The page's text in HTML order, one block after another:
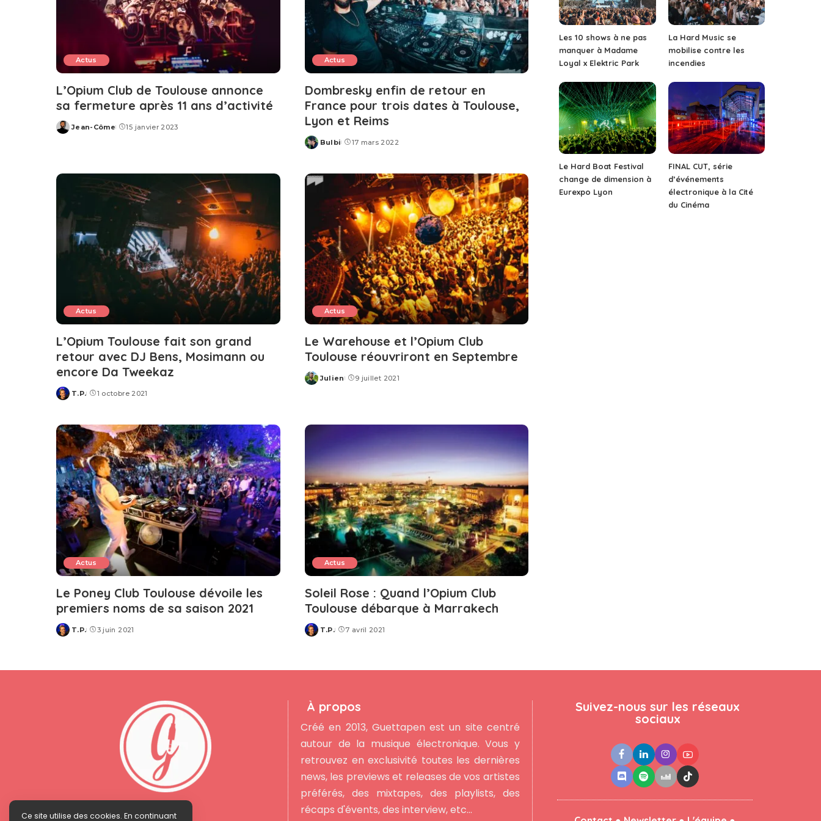
Actus
L’Opium Club de Toulouse annonce
sa fermeture après 11 ans d’activité
Posted
Jean-Côme 15 janvier 2023
Actus
Dombresky enfin de retour en
France pour trois dates à Toulouse,
Lyon et Reims
Posted
Bulbi 17 mars 2022
Actus
L’Opium Toulouse fait son grand
retour avec DJ Bens, Mosimann ou
encore Da Tweekaz
Posted
T.P. 1 octobre 2021
Actus
Le Warehouse et l’Opium Club
Toulouse réouvriront en Septembre
Posted
Julien 9 juillet 2021
Actus
Le Poney Club Toulouse dévoile les
premiers noms de sa saison 2021
Posted
T.P. 3 juin 2021
Actus
Soleil Rose : Quand l’Opium Club
Toulouse débarque à Marrakech
Posted
T.P. 7 avril 2021
Les 10 shows à ne pas
manquer à Madame
Loyal x Elektric Park
La Hard Music se
mobilise contre les
incendies
Le Hard Boat Festival
change de dimension à
Eurexpo Lyon
FINAL CUT, série
d’événements
électronique à la Cité
du Cinéma
À propos
Créé en 2013, Guettapen est un site centré
autour de la musique électronique. Vous y
retrouvez en exclusivité toutes les dernières
news, les previews et releases de vos artistes
préférés, des mixtapes, des playlists, des
récaps d'évents, des interview, etc...
Suivez-nous sur les réseaux
sociaux
Ce site utilise des cookies. En continuant